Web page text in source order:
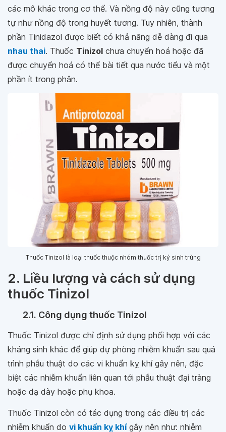
các mô khác trong cơ thể. Và nồng độ này cũng tương
tự như nồng độ trong huyết tương. Tuy nhiên, thành
phần Tinidazol được biết có khả năng dễ dàng đi qua
nhau thai. Thuốc Tinizol chưa chuyển hoá hoặc đã
được chuyển hoá có thể bài tiết qua nước tiểu và một
phần ít trong phân.
Thuốc Tinizol là loại thuốc thuộc nhóm thuốc trị ký sinh trùng
2. Liều lượng và cách sử dụng
thuốc Tinizol
2.1. Công dụng thuốc Tinizol
Thuốc Tinizol được chỉ định sử dụng phối hợp với các
kháng sinh khác để giúp dự phòng nhiễm khuẩn sau quá
trình phẫu thuật do các vi khuẩn kỵ khí gây nên, đặc
biệt các nhiễm khuẩn liên quan tới phẫu thuật đại tràng
hoặc dạ dày hoặc phụ khoa.
Thuốc Tinizol còn có tác dụng trong các điều trị các
nhiễm khuẩn do vi khuẩn kỵ khígây nên như: nhiễm